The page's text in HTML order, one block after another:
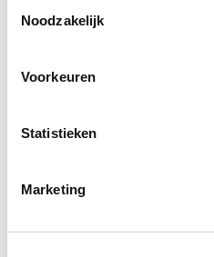
Noodzakelijk
Voorkeuren
Statistieken
Marketing
Auf der Suche nach
komplett und fordern Sie direkt
Zur Vergleichsliste
Tiefstpreisgarantie
10 Jahre Garantie